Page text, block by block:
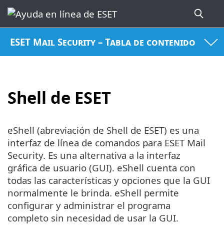
ESET Mail Security – Tabla de contenido
Shell de ESET
eShell (abreviación de Shell de ESET) es una
interfaz de línea de comandos para ESET Mail
Security. Es una alternativa a la interfaz
gráfica de usuario (GUI). eShell cuenta con
todas las características y opciones que la GUI
normalmente le brinda. eShell permite
configurar y administrar el programa
completo sin necesidad de usar la GUI.